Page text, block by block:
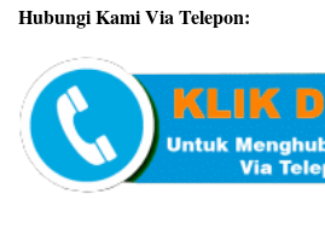
Hubungi Kami Via Telepon: